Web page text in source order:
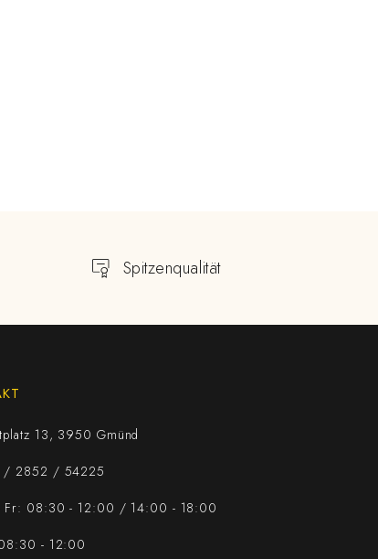
Spitzenqualität
13, 3950 Gmünd
/ 2852 / 54225
Fr: 08:30 - 12:00 / 14:00 - 18:00
- 12:00